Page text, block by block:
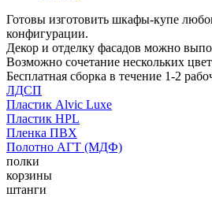
Готовы изготовить шкафы-купе
конфигурации.
Декор и отделку фасадов можно
Возможно сочетание нескольких
Бесплатная сборка в течение 1-2
ЛДСП
Пластик Alvic Luxe
Пластик HPL
Пленка ПВХ
Полотно АГТ (МДФ)
полки
корзины
штанги